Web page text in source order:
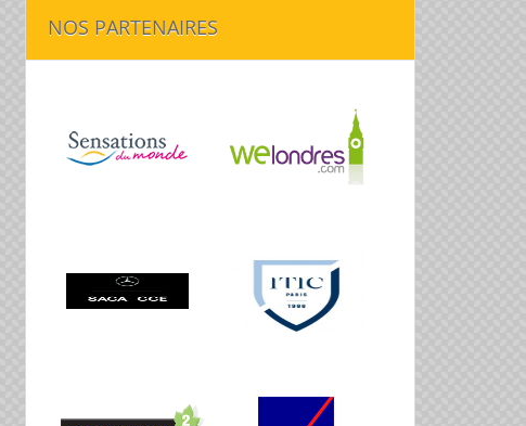
NOS PARTENAIRES